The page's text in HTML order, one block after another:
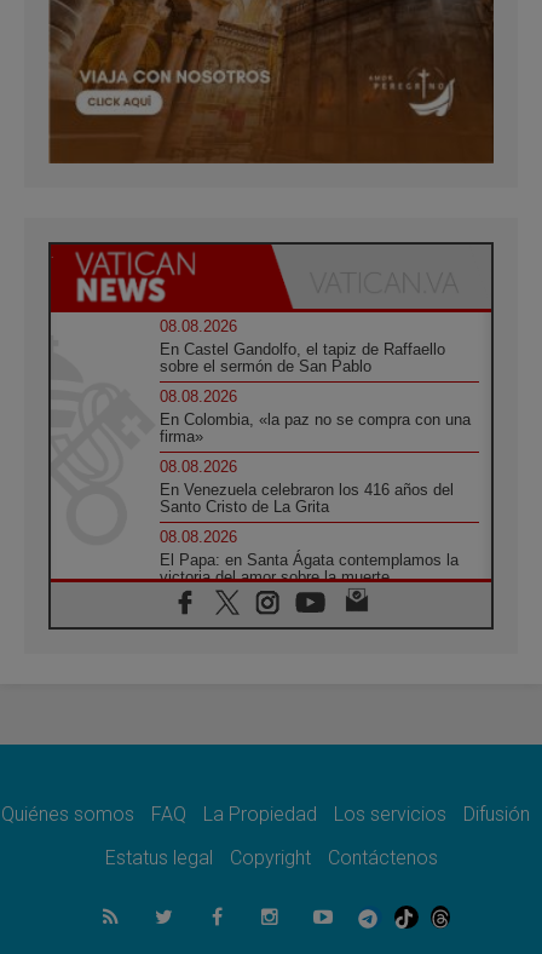
08.08.2026
En Castel Gandolfo, el tapiz de Raffaello
sobre el sermón de San Pablo
08.08.2026
En Colombia, «la paz no se compra con una
firma»
08.08.2026
En Venezuela celebraron los 416 años del
Santo Cristo de La Grita
08.08.2026
El Papa: en Santa Ágata contemplamos la
victoria del amor sobre la muerte
08.08.2026
León XIV visitará el Santuario de la Madre
07.08.2026
07.08.2026
el compromiso del cristiano"
La matanza de niños en Gaza no cesa: 300
muertos en 300 días
Quiénes somos FAQ La Propiedad Los servicios
Difusión
Estatus legal
Copyright Contáctenos